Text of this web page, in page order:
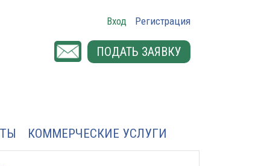
Вход Регистрация
ПОДАТЬ ЗАЯВКУ
КОММЕРЧЕСКИЕ УСЛУГИ